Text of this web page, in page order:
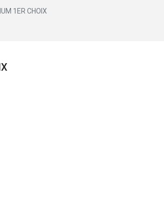
1ER CHOIX